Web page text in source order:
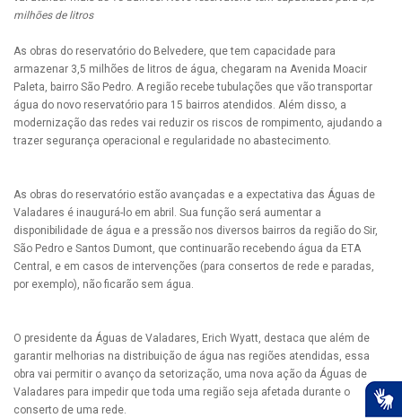
milhões de litros
As obras do reservatório do Belvedere, que tem capacidade para
armazenar 3,5 milhões de litros de água, chegaram na Avenida Moacir
Paleta, bairro São Pedro. A região recebe tubulações que vão transportar
água do novo reservatório para 15 bairros atendidos. Além disso, a
modernização das redes vai reduzir os riscos de rompimento, ajudando a
trazer segurança operacional e regularidade no abastecimento.
As obras do reservatório estão avançadas e a expectativa das Águas de
Valadares é inaugurá-lo em abril. Sua função será aumentar a
disponibilidade de água e a pressão nos diversos bairros da região do Sir,
São Pedro e Santos Dumont, que continuarão recebendo água da ETA
Central, e em casos de intervenções (para consertos de rede e paradas,
por exemplo), não ficarão sem água.
O presidente da Águas de Valadares, Erich Wyatt, destaca que além de
garantir melhorias na distribuição de água nas regiões atendidas, essa
obra vai permitir o avanço da setorização, uma nova ação da Águas de
Valadares para impedir que toda uma região seja afetada durante o
conserto de uma rede.